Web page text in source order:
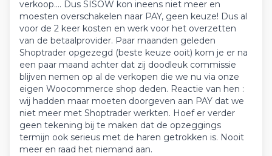
verkoop.... Dus SISOW kon ineens niet meer en
moesten overschakelen naar PAY, geen keuze! Dus al
voor de 2 keer kosten en werk voor het overzetten
van de betaalprovider. Paar maanden geleden
Shoptrader opgezegd (beste keuze ooit) kom je er na
een paar maand achter dat zij doodleuk commissie
blijven nemen op al de verkopen die we nu via onze
eigen Woocommerce shop deden. Reactie van hen :
wij hadden maar moeten doorgeven aan PAY dat we
niet meer met Shoptrader werkten. Hoef er verder
geen tekening bij te maken dat de opzeggings
termijn ook serieus met de haren getrokken is. Nooit
meer en raad het niemand aan.